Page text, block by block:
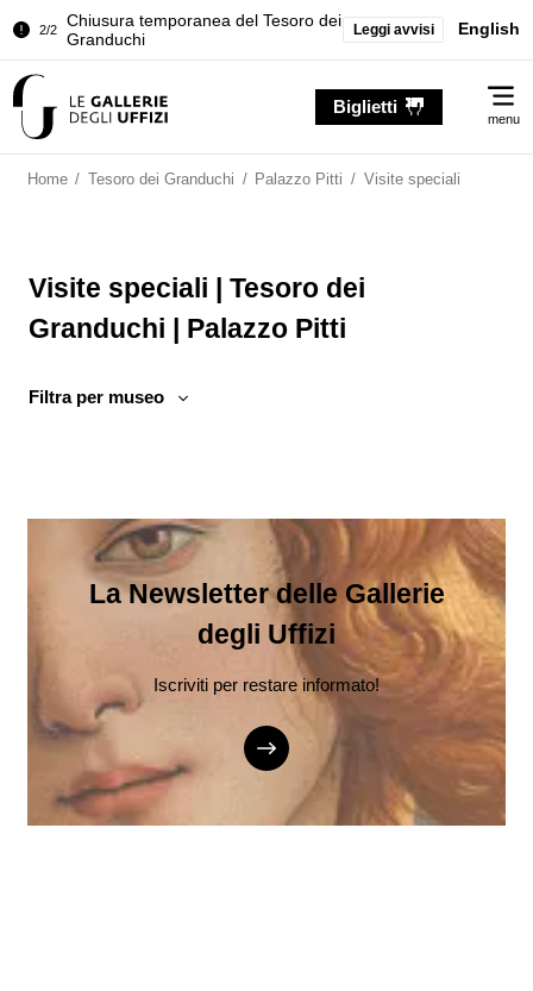
2/2
Chiusura temporanea del Tesoro dei
Granduchi
della Sala dell'Iliade
Granduchi
Leggi avvisi English
Biglietti
menu
Home / Tesoro dei Granduchi / Palazzo Pitti / Visite speciali
Visite speciali | Tesoro dei
Granduchi | Palazzo Pitti
Filtra per museo
La Newsletter delle Gallerie
degli Uffizi
Iscriviti per restare informato!